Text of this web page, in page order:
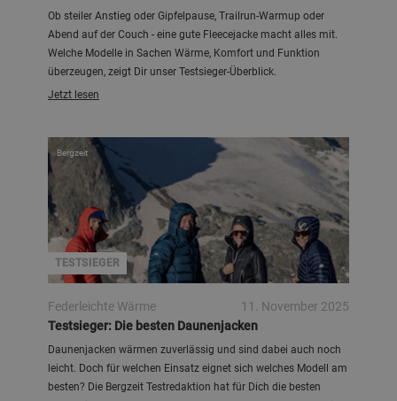
Ob steiler Anstieg oder Gipfelpause, Trailrun-Warmup oder
Abend auf der Couch - eine gute Fleecejacke macht alles mit.
Welche Modelle in Sachen Wärme, Komfort und Funktion
überzeugen, zeigt Dir unser Testsieger-Überblick.
Jetzt lesen
TESTSIEGER
Bergzeit
Federleichte Wärme
11. November 2025
Testsieger: Die besten Daunenjacken
Daunenjacken wärmen zuverlässig und sind dabei auch noch
leicht. Doch für welchen Einsatz eignet sich welches Modell am
besten? Die Bergzeit Testredaktion hat für Dich die besten